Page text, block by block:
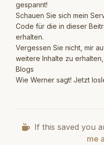
gespannt!
Schauen Sie sich mein
Code für die in dieser
erhalten.
Vergessen Sie nicht, mir
weitere Inhalte zu
Blogs
Wie Werner sagt! Jetzt
If this saved you
me